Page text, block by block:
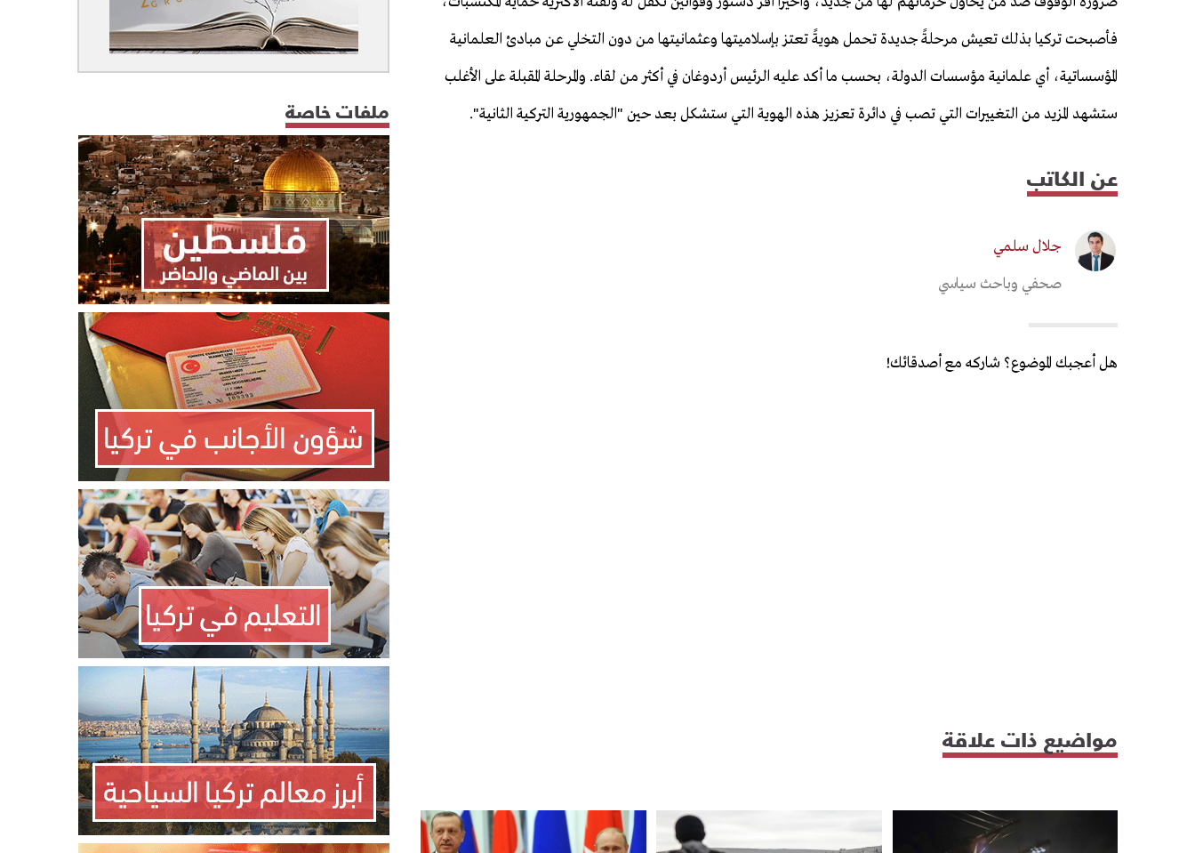
فأصبحت تركيا بذلك تعيش مرحلةً جديدة تحمل هويةً تعتز بإسلاميتها وعثمانيتها من دون التخلي عن مبادئ العلمانية
المؤسساتية، أي علمانية مؤسسات الدولة، بحسب ما أكد عليه الرئيس أردوغان في أكثر من لقاء. والمرحلة المقبلة على الأغلب
ستشهد المزيد من التغييرات التي تصب في دائرة تعزيز هذه الهوية التي ستشكل بعد حين "الجمهورية التركية الثانية".
عن الكاتب
جلال سلمي
صحفي وباحث سياسي
هل أعجبك الموضوع؟ شاركه مع أصدقائك!
مواضيع ذات علاقة
ملفات خاصة